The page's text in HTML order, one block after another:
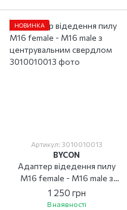
НОВИНКА
Артикул: 3010010013
BYCON
Адаптер відедення пилу
М16 female - М16 male з
центрувальним свердлом
1 250 грн
В наявності